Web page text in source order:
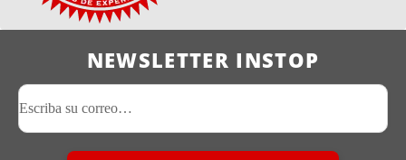
NEWSLETTER INSTOP